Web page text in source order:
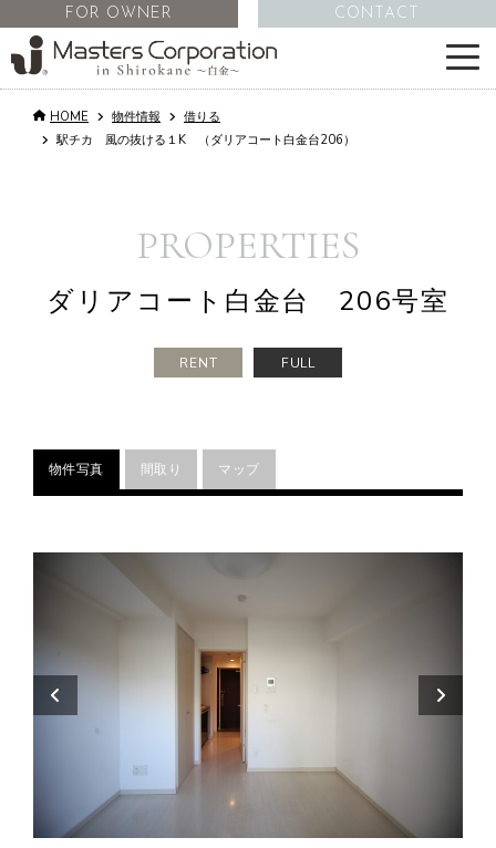
サービス
不動産管理
採用情報
FOR OWNER CONTACT
HOME 物件情報
借りる
駅チカ 風の抜ける１K （ダリアコート白金台206）
PROPERTIES
ダリアコート白金台 206号室
RENT FULL
物件写真 間取り マップ